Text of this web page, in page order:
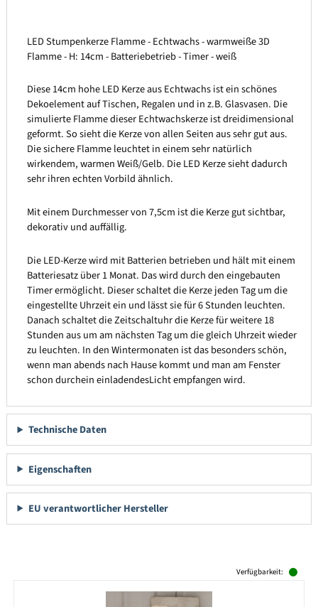
LED Stumpenkerze Flamme - Echtwachs - warmweiße 3D
Flamme - H: 14cm - Batteriebetrieb - Timer - weiß
Diese 14cm hohe LED Kerze aus Echtwachs ist ein schönes
Dekoelement auf Tischen, Regalen und in z.B. Glasvasen. Die
simulierte Flamme dieser Echtwachskerze ist dreidimensional
geformt. So sieht die Kerze von allen Seiten aus sehr gut aus.
Die sichere Flamme leuchtet in einem sehr natürlich
wirkendem, warmen Weiß/Gelb. Die LED Kerze sieht dadurch
sehr ihren echten Vorbild ähnlich.
Mit einem Durchmesser von 7,5cm ist die Kerze gut sichtbar,
dekorativ und auffällig.
Die LED-Kerze wird mit Batterien betrieben und hält mit einem
Batteriesatz über 1 Monat. Das wird durch den eingebauten
Timer ermöglicht. Dieser schaltet die Kerze jeden Tag um die
eingestellte Uhrzeit ein und lässt sie für 6 Stunden leuchten.
Danach schaltet die Zeitschaltuhr die Kerze für weitere 18
Stunden aus um am nächsten Tag um die gleich Uhrzeit wieder
zu leuchten. In den Wintermonaten ist das besonders schön,
wenn man abends nach Hause kommt und man am Fenster
schon durchein einladendesLicht empfangen wird.
Technische Daten
Eigenschaften
EU verantwortlicher Hersteller
Verfügbarkeit: